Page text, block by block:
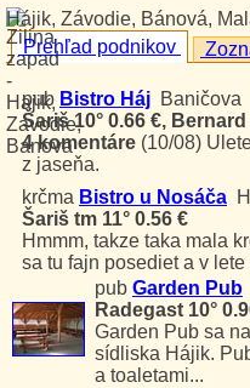
Hájik, Závodie, Bánová,
Prehľad podnikov
pub Bistro Háj Baničova
Šariš 10° 0.66 €,
4 komentáre (10/08)
z jaseňa.
krčma Bistro u Nosáča
Šariš tm 11° 0.56 €
Hmmm, takze taka mala
sa tu fajn posediet a v
pub Garden Pub
Radegast 10°
Garden Pub sa
sídliska Hájik.
a toaletami...